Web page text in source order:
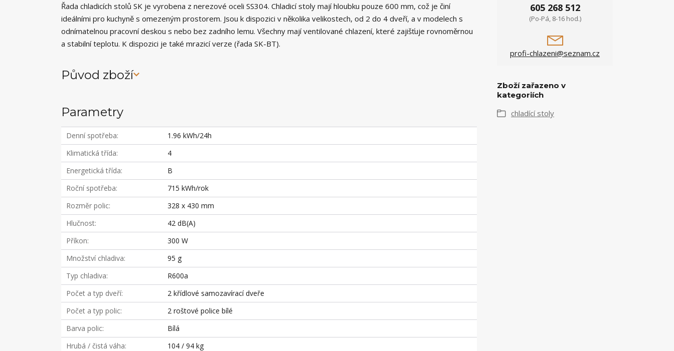
Řada chladicích stolů SK je vyrobena z nerezové oceli SS304. Chladicí stoly mají hloubku pouze 600 mm, což je činí
ideálními pro kuchyně s omezeným prostorem. Jsou k dispozici v několika velikostech, od 2 do 4 dveří, a v modelech s
odnímatelnou pracovní deskou s nebo bez zadního lemu. Všechny mají ventilované chlazení, které zajišťuje rovnoměrnou
a stabilní teplotu. K dispozici je také mrazicí verze (řada SK-BT).
Původ zboží
Parametry
Denní spotřeba
1.96 kWh/24h
Klimatická třída
4
Energetická třída
B
Roční spotřeba
715 kWh/rok
Rozměr polic
328 x 430 mm
Hlučnost
42 dB(A)
Příkon
300 W
Množství chladiva
95 g
Typ chladiva
R600a
Počet a typ dveří
2 křídlové samozavírací dveře
Počet a typ polic
2 roštové police bílé
Barva polic
Bílá
Hrubá / čistá váha
104 / 94 kg
605 268 512
(Po-Pá, 8-16 hod.)
profi-chlazeni@seznam.cz
Zboží zařazeno v
kategoriích
chladící stoly